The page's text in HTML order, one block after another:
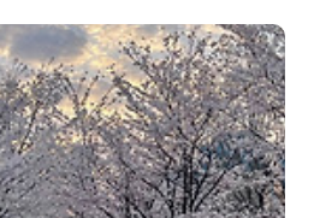
기닌을 알게 되어 섭취해 보게 되었
있지만 꽤 효과를 보고 있어 아르
기 좋은 제품을 추천해 드리고자 포
르기닌(L-Arginine)이란? 아르기닌
추천 아르기닌 복용 시 주의점 아르
닌(L-Arginine)은 단백질을 구성하..